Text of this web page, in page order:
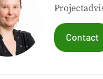
Contact